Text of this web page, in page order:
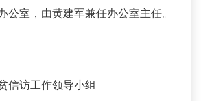
公室，由黄建军兼任办公室主任。
信访工作领导小组